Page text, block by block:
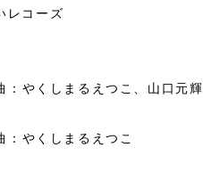
レコーズ
やくしまるえつこ、山口元輝
やくしまるえつこ